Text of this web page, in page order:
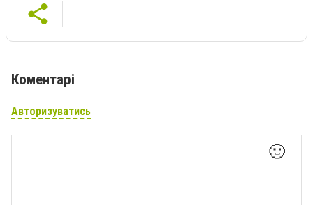
Коментарі
Авторизуватись
🙂